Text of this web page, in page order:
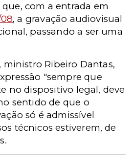
que, com a entrada em
08, a gravação audiovisual
passando a ser uma
ministro Ribeiro Dantas,
"sempre que
no dispositivo legal, deve
sentido de que o
só é admissível
técnicos estiverem, de